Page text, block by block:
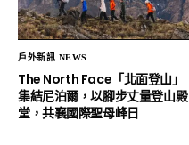
戶外新訊 NEWS
The North Face「北面登山」
集結尼泊爾，以腳步丈量登山殿
堂，共襄國際聖母峰日